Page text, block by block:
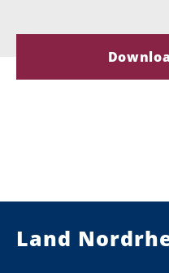
Land